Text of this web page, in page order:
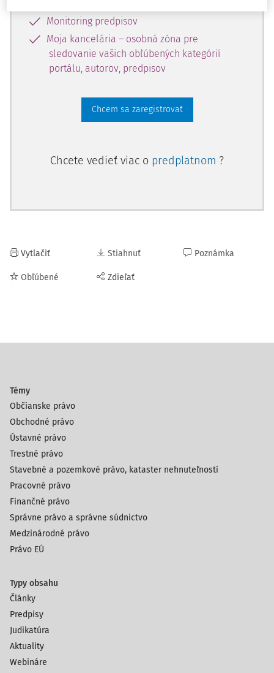
Monitoring predpisov
Moja kancelária – osobná zóna pre
sledovanie vašich obľúbených kategórií
portálu, autorov, predpisov
Chcem sa zaregistrovať
Chcete vedieť viac o predplatnom ?
Vytlačiť
Obľúbené
Stiahnuť
Zdieľať
Poznámka
Témy
Občianske právo
Obchodné právo
Ústavné právo
Trestné právo
Stavebné a pozemkové právo, kataster nehnuteľností
Pracovné právo
Finančné právo
Správne právo a správne súdnictvo
Medzinárodné právo
Právo EÚ
Typy obsahu
Články
Predpisy
Judikatúra
Aktuality
Webináre